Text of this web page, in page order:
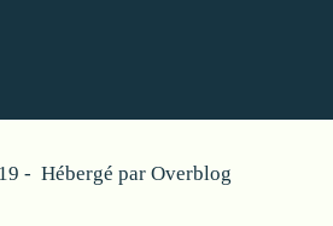
- Hébergé par Overblog